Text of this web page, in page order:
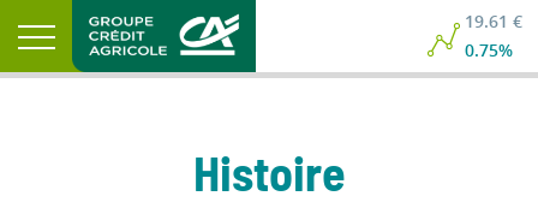
19.61 €
0.75%
Histoire